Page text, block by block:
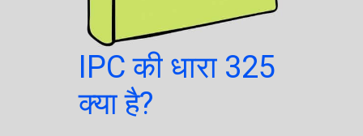
IPC की धारा 325
क्या है?